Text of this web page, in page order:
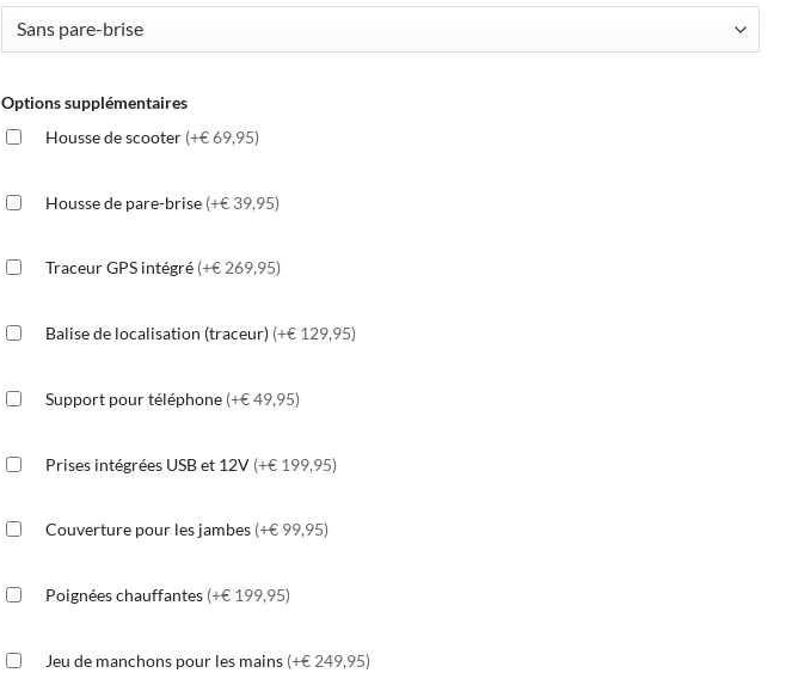
Options supplémentaires
Housse de scooter (+€ 69,95)
Housse de pare-brise (+€ 39,95)
Traceur GPS intégré (+€ 269,95)
Balise de localisation (traceur) (+€ 129,95)
Support pour téléphone (+€ 49,95)
Prises intégrées USB et 12V (+€ 199,95)
Couverture pour les jambes (+€ 99,95)
Poignées chauffantes (+€ 199,95)
Jeu de manchons pour les mains (+€ 249,95)